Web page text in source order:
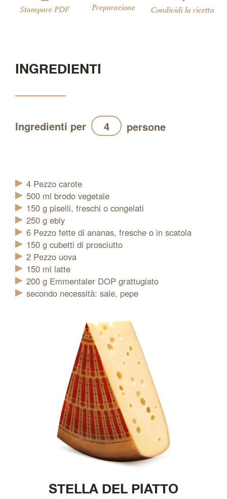
Stampare PDF Preparazione Condividi la ricetta
INGREDIENTI
Ingredienti per persone
4 Pezzo carote
500 ml brodo vegetale
150 g piselli, freschi o congelati
250 g ebly
6 Pezzo fette di ananas, fresche o in scatola
150 g cubetti di prosciutto
2 Pezzo uova
150 ml latte
200 g Emmentaler DOP grattugiato
secondo necessità: sale, pepe
STELLA DEL PIATTO